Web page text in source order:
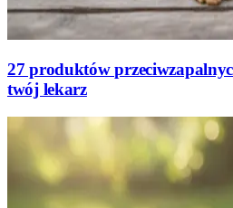
27 produktów
twój lekarz